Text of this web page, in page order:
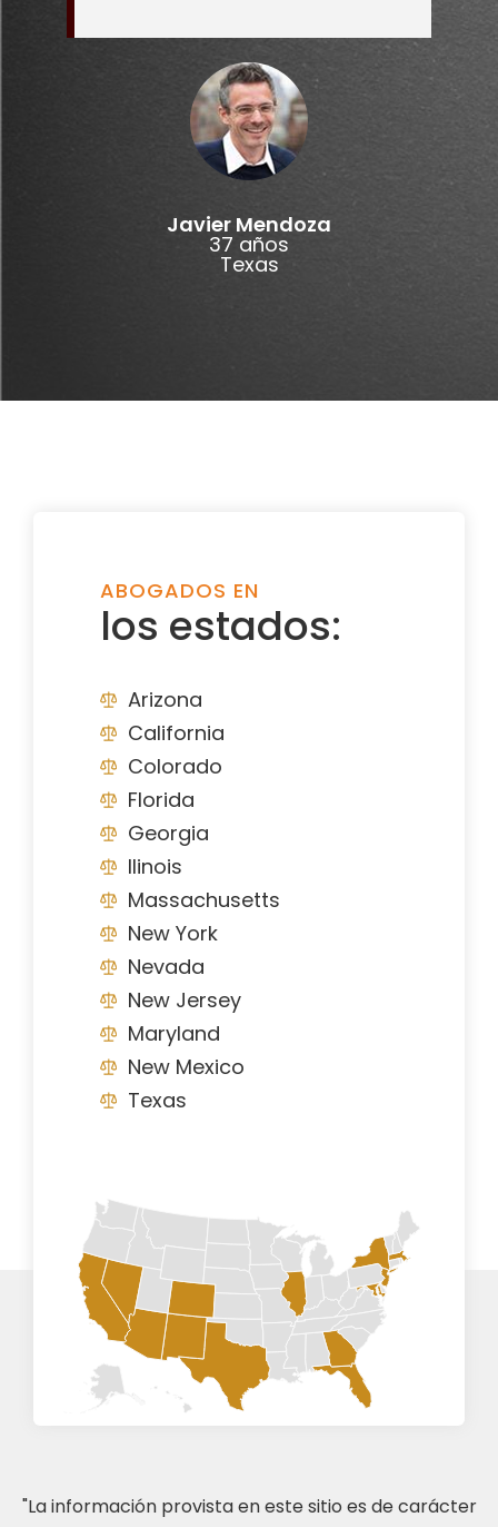
Javier Mendoza
37 años
Texas
ABOGADOS EN
los estados:
Arizona
California
Colorado
Florida
Georgia
Ilinois
Massachusetts
New York
Nevada
New Jersey
Maryland
New Mexico
Texas
"La información provista en este sitio es de carácter